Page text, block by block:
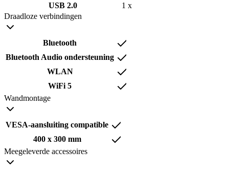
USB 2.0
1 x
Draadloze verbindingen
Bluetooth
Bluetooth Audio ondersteuning
WLAN
WiFi 5
Wandmontage
VESA-aansluiting compatible
400 x 300 mm
Meegeleverde accessoires